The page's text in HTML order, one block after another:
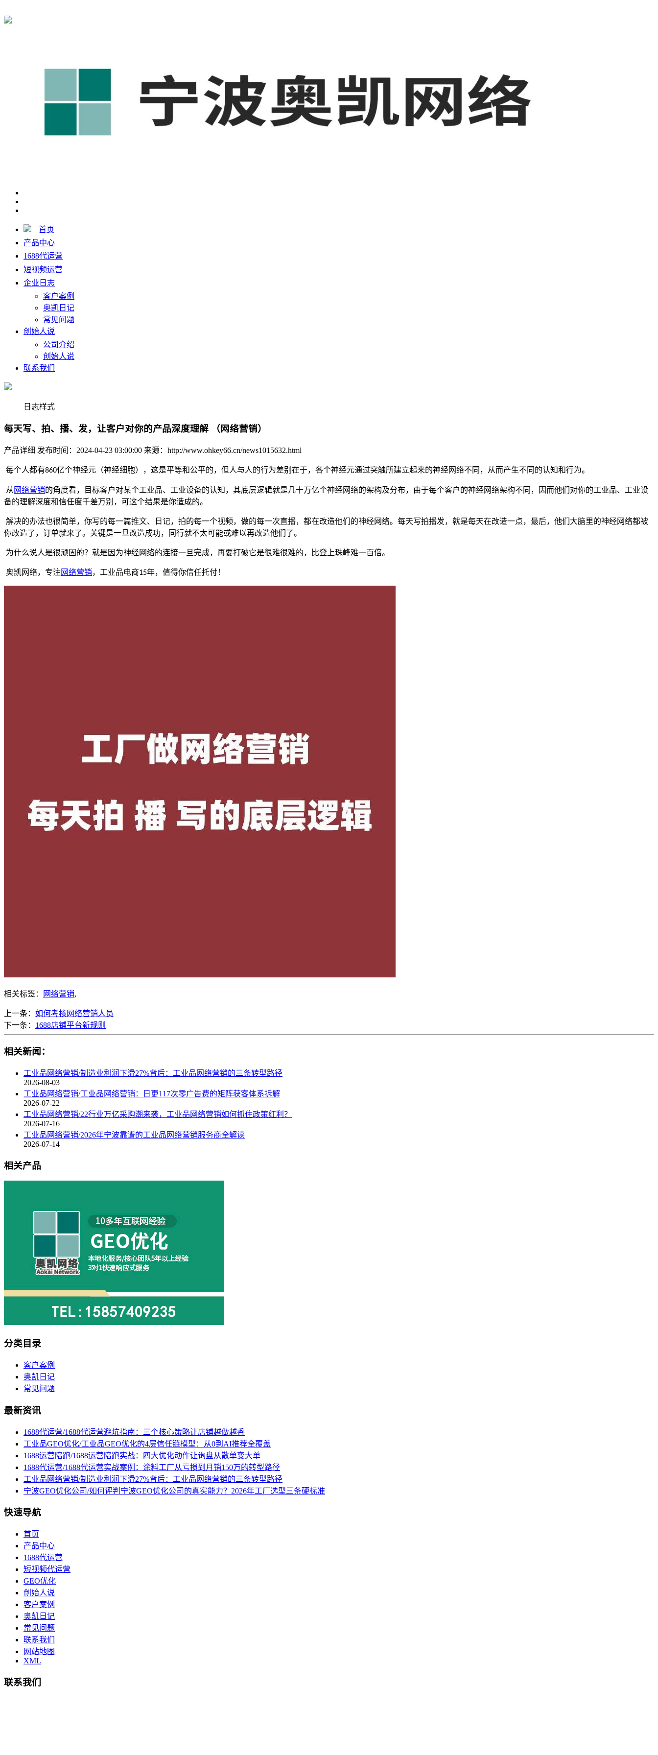
首页
产品中心
1688代运营
短视频运营
企业日志
客户案例
奥凯日记
常见问题
创始人说
公司介绍
创始人说
联系我们
日志样式
每天写、拍、播、发，让客户对你的产品深度理解 （网络营销）
产品详细 发布时间：2024-04-23 03:00:00 来源：http://www.ohkey66.cn/news1015632.html
每个人都有860亿个神经元（神经细胞），这是平等和公平的，但人与人的行为差别在于，各个神经元通过突触所建立起来的神经网络不同，从而产生不同的认知和行为。
从 网络营销的角度看，目标客户对某个工业品、工业设备的认知，其底层逻辑就是几十万亿个神经网络的架构及分布，由于每个客户的神经网络架构不同，因而他们对你的工业品、工业设
备的理解深度和信任度千差万别，可这个结果是你造成的。
解决的办法也很简单，你写的每一篇推文、日记，拍的每一个视频，做的每一次直播，都在改造他们的神经网络。每天写拍播发，就是每天在改造一点，最后，他们大脑里的神经网络都被
你改造了，订单就来了。关键是一旦改造成功，同行就不太可能或难以再改造他们了。
为什么说人是很顽固的？就是因为神经网络的连接一旦完成，再要打破它是很难很难的，比登上珠峰难一百倍。
奥凯网络，专注 网络营销， 工业品电商15年，值得你信任托付！
相关标签： 网络营销,
上一条： 如何考核网络营销人员
下一条： 1688店铺平台新规则
相关新闻：
工业品网络营销/制造业利润下滑27%背后：工业品网络营销的三条转型路径
2026-08-03
工业品网络营销/工业品网络营销：日更117次零广告费的矩阵获客体系拆解
2026-07-22
工业品网络营销/22行业万亿采购潮来袭，工业品网络营销如何抓住政策红利？
2026-07-16
工业品网络营销/2026年宁波靠谱的工业品网络营销服务商全解读
2026-07-14
相关产品
分类目录
客户案例
奥凯日记
常见问题
最新资讯
1688代运营/1688代运营避坑指南：三个核心策略让店铺越做越香
工业品GEO优化/工业品GEO优化的4层信任链模型：从0到AI推荐全覆盖
1688运营陪跑/1688运营陪跑实战：四大优化动作让询盘从散单变大单
1688代运营/1688代运营实战案例：涂料工厂从亏损到月销150万的转型路径
工业品网络营销/制造业利润下滑27%背后：工业品网络营销的三条转型路径
宁波GEO优化公司/如何评判宁波GEO优化公司的真实能力？2026年工厂选型三条硬标准
快速导航
首页
产品中心
1688代运营
短视频代运营
GEO优化
创始人说
客户案例
奥凯日记
常见问题
联系我们
网站地图
XML
联系我们